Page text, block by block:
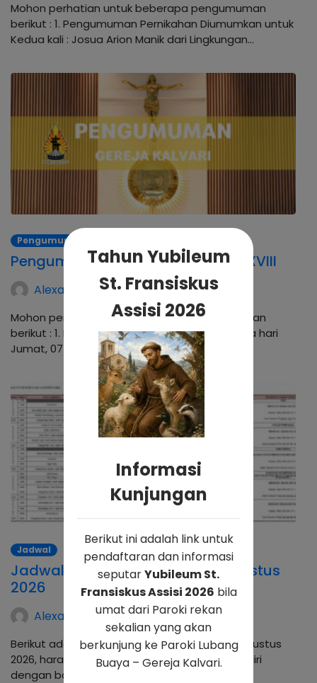
Mohon perhatian untuk beberapa pengumuman
berikut : 1. Pengumuman Pernikahan Diumumkan untuk
Kedua kali : Josua Arion Manik dari Lingkungan…
Pengumuman
Pengumuman Hari Minggu Biasa XVIII
Alexander Hadwinning Arso
Mohon perhatian untuk beberapa pengumuman
berikut : 1. Misa Jumat Pertama Diadakan pada hari
Jumat, 07 Agustus 2026, Pukul 19.00…
Jadwal
Jadwal Petugas Liturgi Bulan Agustus
2026
Alexander Hadwinning Arso
Berikut adalah jadwal petugas Liturgi bulan Agustus
2026, harap petugas dapat mempersiapkan diri
dengan baik. Bila ada pergantian atau tidak…
Tahun Yubileum
St. Fransiskus
Assisi 2026
Informasi
Kunjungan
Berikut ini adalah link untuk
pendaftaran dan informasi
seputarYubileum St.
Fransiskus Assisi 2026 bila
umat dari Paroki rekan
sekalian yang akan
berkunjung ke Paroki Lubang
Buaya – Gereja Kalvari.